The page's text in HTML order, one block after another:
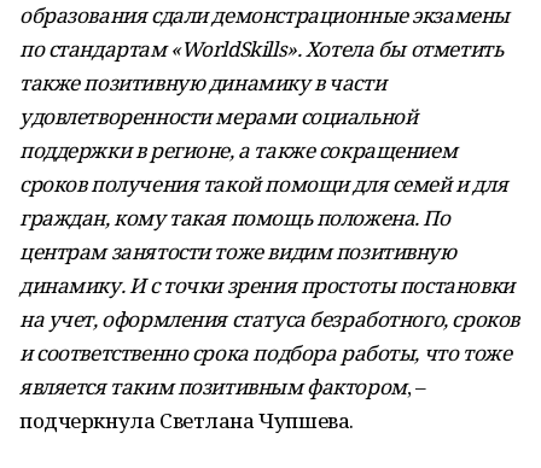
образования сдали демонстрационные экзамены
по стандартам «WorldSkills». Хотела бы отметить
также позитивную динамику в части
удовлетворенности мерами социальной
поддержки в регионе, а также сокращением
сроков получения такой помощи для семей и для
граждан, кому такая помощь положена. По
центрам занятости тоже видим позитивную
динамику. И с точки зрения простоты постановки
на учет, оформления статуса безработного, сроков
и соответственно срока подбора работы, что тоже
является таким позитивным фактором, –
подчеркнула Светлана Чупшева.